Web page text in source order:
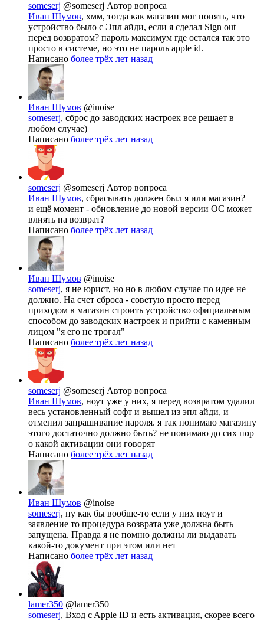
someserj @someserj Автор вопроса
Иван Шумов, хмм, тогда как магазин мог понять, что
устройство было с Эпл айди, если я сделал Sign out
перед возвратом? пароль максимум где остался так это
просто в системе, но это не пароль apple id.
Написано более трёх лет назад
Иван Шумов @inoise
someserj, сброс до заводских настроек все решает в
любом случае)
Написано более трёх лет назад
someserj @someserj Автор вопроса
Иван Шумов, сбрасывать должен был я или магазин?
и ещё момент - обновление до новой версии ОС может
влиять на возврат?
Написано более трёх лет назад
Иван Шумов @inoise
someserj, я не юрист, но но в любом случае по идее не
должно. На счет сброса - советую просто перед
приходом в магазин строить устройство официальным
способом до заводских настроек и прийти с каменным
лицом "я его не трогал"
Написано более трёх лет назад
someserj @someserj Автор вопроса
Иван Шумов, ноут уже у них, я перед возвратом удалил
весь установленный софт и вышел из эпл айди, и
отменил запрашивание пароля. я так понимаю магазину
этого достаточно должно быть? не понимаю до сих пор
о какой активации они говорят
Написано более трёх лет назад
Иван Шумов @inoise
someserj, ну как бы вообще-то если у них ноут и
заявление то процедура возврата уже должна быть
запущена. Правда я не помню должны ли выдавать
какой-то документ при этом или нет
Написано более трёх лет назад
lamer350 @lamer350
someserj, Вход c Apple ID и есть активация, скорее всего